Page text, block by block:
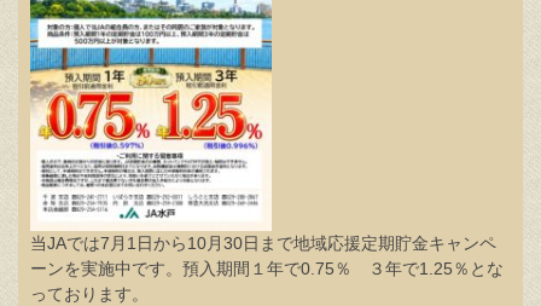
当JAでは7月1日から10月30日まで地域応援定期貯金キャンペ
ーンを実施中です。預入期間１年で0.75％ ３年で1.25％とな
っております。